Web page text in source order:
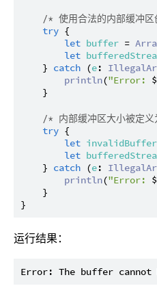
/* 使用合法的内部缓冲
try {
let buffer =
let
    }
catch (e:
println("Error:
    }
/* 内部缓冲区大小被定
try {
let invalidBuffer
let
    }
catch (e:
println("Error:
    }
运行结果：